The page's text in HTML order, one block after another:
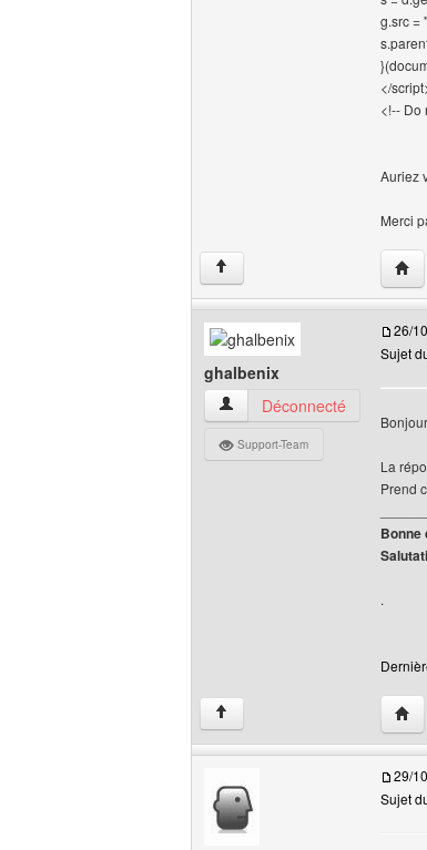
g.src =
</
<!-- Do
Auriez
Merci
↑
ghalbenix
ghalbenix Voir le profil de
Déconnecté
Support-Team
26/
Sujet
La
Prend
Bonne
.
↑
29/
Sujet